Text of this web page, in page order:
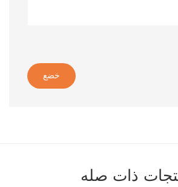
خضع
ذات صله